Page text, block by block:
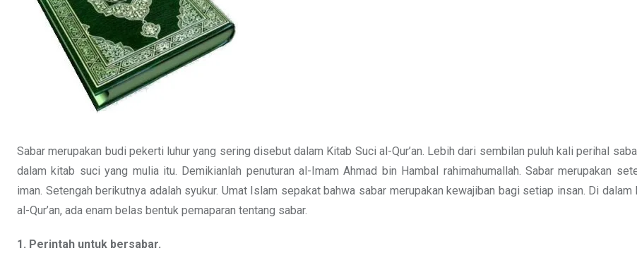
Sabar merupakan budi pekerti luhur yang sering disebut dalam Kitab Suci al-Qur’an. Lebih dari sembilan puluh kali perihal
dalam kitab suci yang mulia itu. Demikianlah penuturan al-Imam Ahmad bin Hambal rahimahumallah. Sabar merupakan
iman. Setengah berikutnya adalah syukur. Umat Islam sepakat bahwa sabar merupakan kewajiban bagi setiap insan. Di dalam
al-Qur’an, ada enam belas bentuk pemaparan tentang sabar.
1. Perintah untuk bersabar.